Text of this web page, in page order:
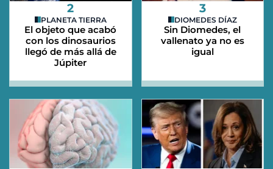
2
PLANETA TIERRA
El objeto que acabó
con los dinosaurios
llegó de más allá de
Júpiter
3
DIOMEDES DÍAZ
Sin Diomedes, el
vallenato ya no es
igual